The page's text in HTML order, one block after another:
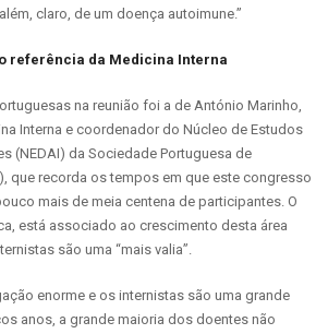
claro, de um doença autoimune.”
referência da Medicina Interna
na reunião foi a de António Marinho,
Interna e coordenador do Núcleo de Estudos
(NEDAI) da Sociedade Portuguesa de
que recorda os tempos em que este congresso
mais de meia centena de participantes. O
está associado ao crescimento desta área
são uma “mais valia”.
enorme e os internistas são uma grande
anos, a grande maioria dos doentes não